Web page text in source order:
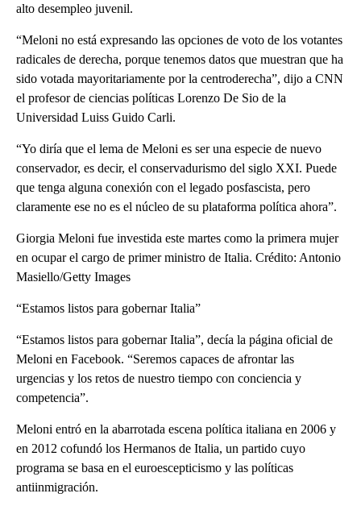
alto desempleo juvenil.
“Meloni no está expresando las opciones de voto de los votantes
radicales de derecha, porque tenemos datos que muestran que ha
sido votada mayoritariamente por la centroderecha”, dijo a CNN
el profesor de ciencias políticas Lorenzo De Sio de la
Universidad Luiss Guido Carli.
“Yo diría que el lema de Meloni es ser una especie de nuevo
conservador, es decir, el conservadurismo del siglo XXI. Puede
que tenga alguna conexión con el legado posfascista, pero
claramente ese no es el núcleo de su plataforma política ahora”.
Giorgia Meloni fue investida este martes como la primera mujer
en ocupar el cargo de primer ministro de Italia. Crédito: Antonio
Masiello/Getty Images
“Estamos listos para gobernar Italia”
“Estamos listos para gobernar Italia”, decía la página oficial de
Meloni en Facebook. “Seremos capaces de afrontar las
urgencias y los retos de nuestro tiempo con conciencia y
competencia”.
Meloni entró en la abarrotada escena política italiana en 2006 y
en 2012 cofundó los Hermanos de Italia, un partido cuyo
programa se basa en el euroescepticismo y las políticas
antiinmigración.